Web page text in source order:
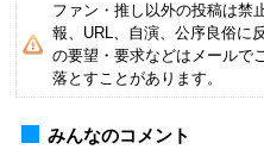
ファン・推し以外の投稿は禁
報、URL、自演、公序良俗に
の要望・要求などはメールで
落とすことがあります。
みんなのコメント